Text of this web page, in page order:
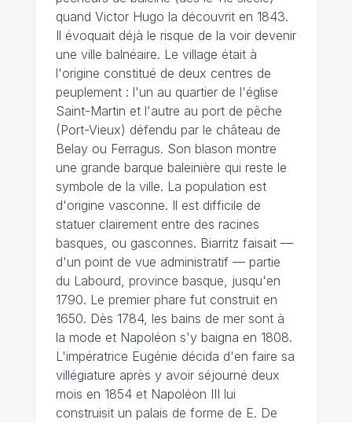
quand Victor Hugo la découvrit en 1843.
Il évoquait déjà le risque de la voir devenir
une ville balnéaire. Le village était à
l'origine constitué de deux centres de
peuplement : l'un au quartier de l'église
Saint-Martin et l'autre au port de pêche
(Port-Vieux) défendu par le château de
Belay ou Ferragus. Son blason montre
une grande barque baleinière qui reste le
symbole de la ville. La population est
d'origine vasconne. Il est difficile de
statuer clairement entre des racines
basques, ou gasconnes. Biarritz faisait —
d'un point de vue administratif — partie
du Labourd, province basque, jusqu'en
1790. Le premier phare fut construit en
1650. Dès 1784, les bains de mer sont à
la mode et Napoléon s'y baigna en 1808.
L'impératrice Eugénie décida d'en faire sa
villégiature après y avoir séjourné deux
mois en 1854 et Napoléon III lui
construisit un palais de forme de E. De